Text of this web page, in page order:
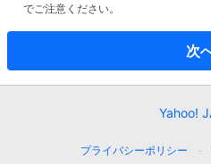
でご注意ください。
次
Yahoo!
プライバシーポリシー